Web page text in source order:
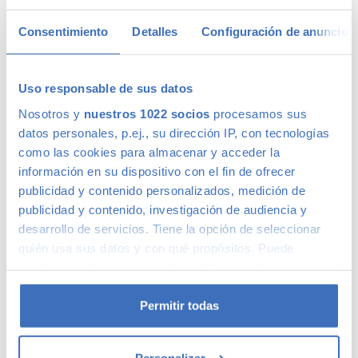
Consentimiento Detalles Configuración de anuncios
Uso responsable de sus datos
Nosotros y nuestros 1022 socios procesamos sus
datos personales, p.ej., su dirección IP, con tecnologías
como las cookies para almacenar y acceder la
información en su dispositivo con el fin de ofrecer
publicidad y contenido personalizados, medición de
publicidad y contenido, investigación de audiencia y
desarrollo de servicios. Tiene la opción de seleccionar
quién usa sus datos y con qué propósitos. Puede
momento desde la Declaración de cookies o clicando en
el Menú de consentimiento.Permitir todas
aconsejamos.
Calidad Canalcar
Compra con total tranquilidad, sólo 1 de cada 4 coches
acaba siendo un coche Canalcar.Saber más.